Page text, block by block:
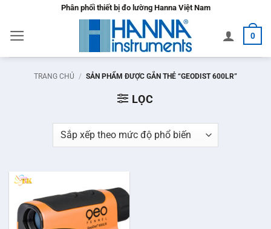
nội
dung
Phân phối thiết bị đo lường Hanna Việt Nam
0
TRANG CHỦ / SẢN PHẨM ĐƯỢC GẮN THẺ “GEODIST 600LR”
LỌC